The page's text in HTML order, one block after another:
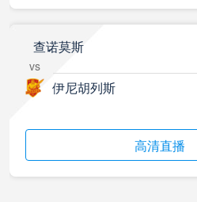
标签
比赛录像
07月25日 藝品高國際_全场录像回放
07月25日 大塘控股_全场录像回放
查诺莫斯
vs
伊尼胡列斯
高清直播